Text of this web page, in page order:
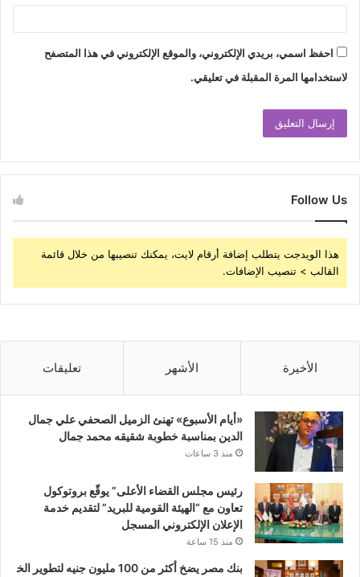
احفظ اسمي، بريدي الإلكتروني، والموقع الإلكتروني في هذا المتصفح
لاستخدامها المرة المقبلة في تعليقي.
Follow Us
هذا الويدجت يتطلب إضافة أرقام لايت، يمكنك تنصيبها من خلال قائمة
القالب > تنصيب الإضافات.
الأخيرة الأشهر تعليقات
«أيام الأسبوع» تهنئ الزميل الصحفي علي جمال
الدين بمناسبة خطوبة شقيقه محمد جمال
منذ 3 ساعات
رئيس مجلس القضاء الأعلى” يوقّع بروتوكول
تعاون مع “الهيئة القومية للبريد” لتقديم خدمة
الإعلان الإلكتروني المسجل
منذ 15 ساعة
بنك مصر يضخ أكثر من 100 مليون جنيه لتطوير الخ